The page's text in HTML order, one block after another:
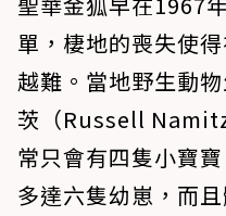
單，棲地的喪失使
越難。當地野生動
茨（Russell
常只會有四隻小寶
多達六隻幼崽，而